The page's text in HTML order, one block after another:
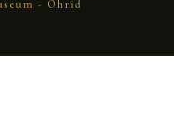
- Ohrid